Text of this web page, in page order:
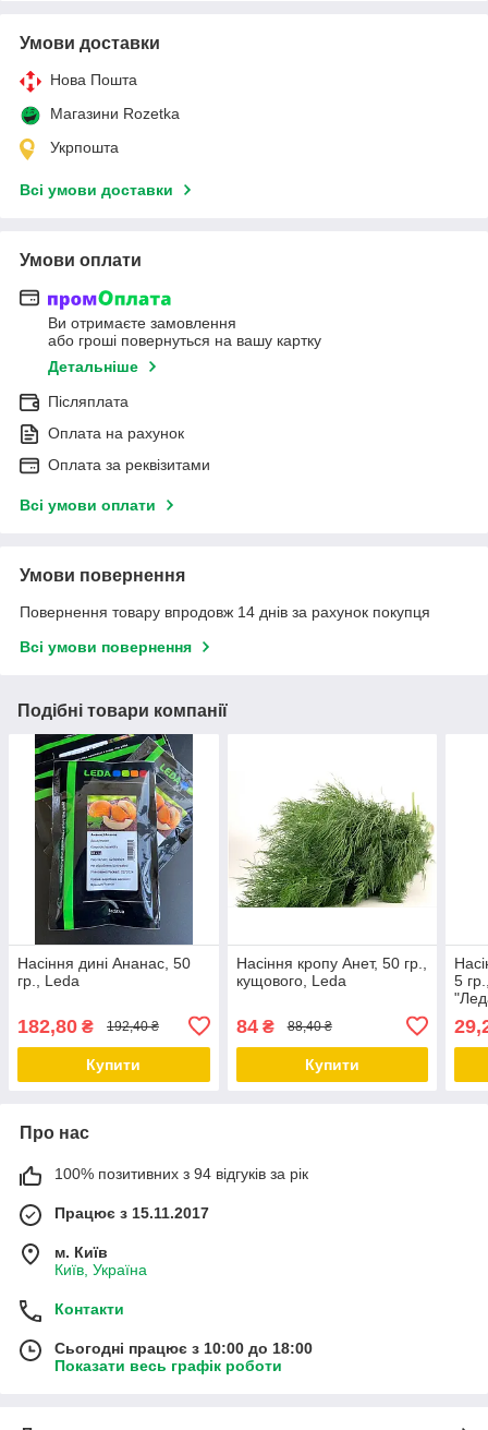
Умови доставки
Нова Пошта
Магазини Rozetka
Укрпошта
Всі умови доставки
Умови оплати
Ви отримаєте замовлення
або гроші повернуться на вашу картку
Детальніше
Післяплата
Оплата на рахунок
Оплата за реквізитами
Всі умови оплати
Умови повернення
Повернення товару впродовж 14 днів за рахунок покупця
Всі умови повернення
Подібні товари компанії
Насіння дині Ананас, 50
гр., Leda
182,80 ₴ 192,40 ₴
Купити
Насіння кропу Анет, 50 гр.,
кущового, Leda
84₴ 88,40 ₴
Купити
5
Про нас
100% позитивних з 94 відгуків за рік
Працює з 15.11.2017
м. Київ
Київ, Україна
Контакти
Сьогодні працює з 10:00 до 18:00
Показати весь графік роботи